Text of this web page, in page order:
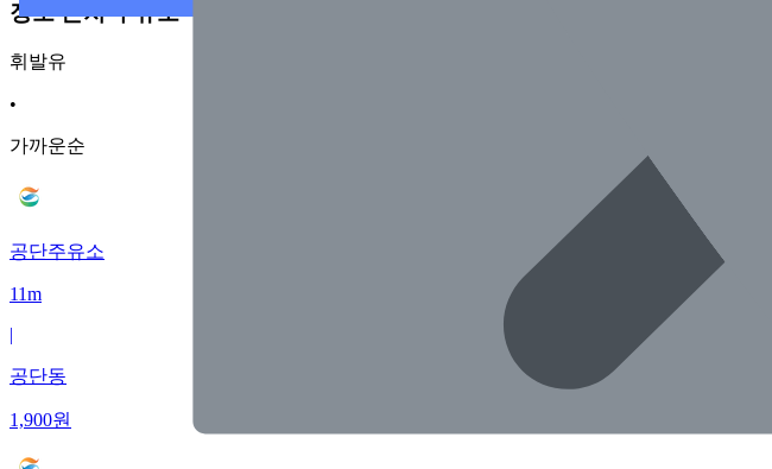
장소 근처 주유소
휘발유
•
가까운순
공단주유소
11m
|
공단동
1,900원